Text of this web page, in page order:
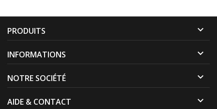
PRODUITS 
INFORMATIONS 
NOTRE SOCIÉTÉ 
AIDE & CONTACT 